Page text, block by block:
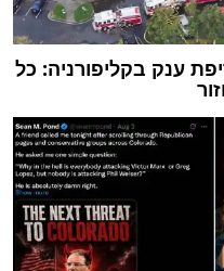
ענק בקליפורניה: כל